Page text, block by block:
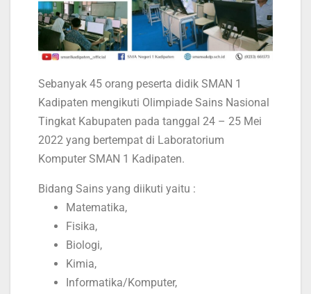
Sebanyak 45 orang peserta didik SMAN 1
Kadipaten mengikuti Olimpiade Sains Nasional
Tingkat Kabupaten pada tanggal 24 – 25 Mei
2022 yang bertempat di Laboratorium
Komputer SMAN 1 Kadipaten.
Bidang Sains yang diikuti yaitu :
Matematika,
Fisika,
Biologi,
Kimia,
Informatika/Komputer,